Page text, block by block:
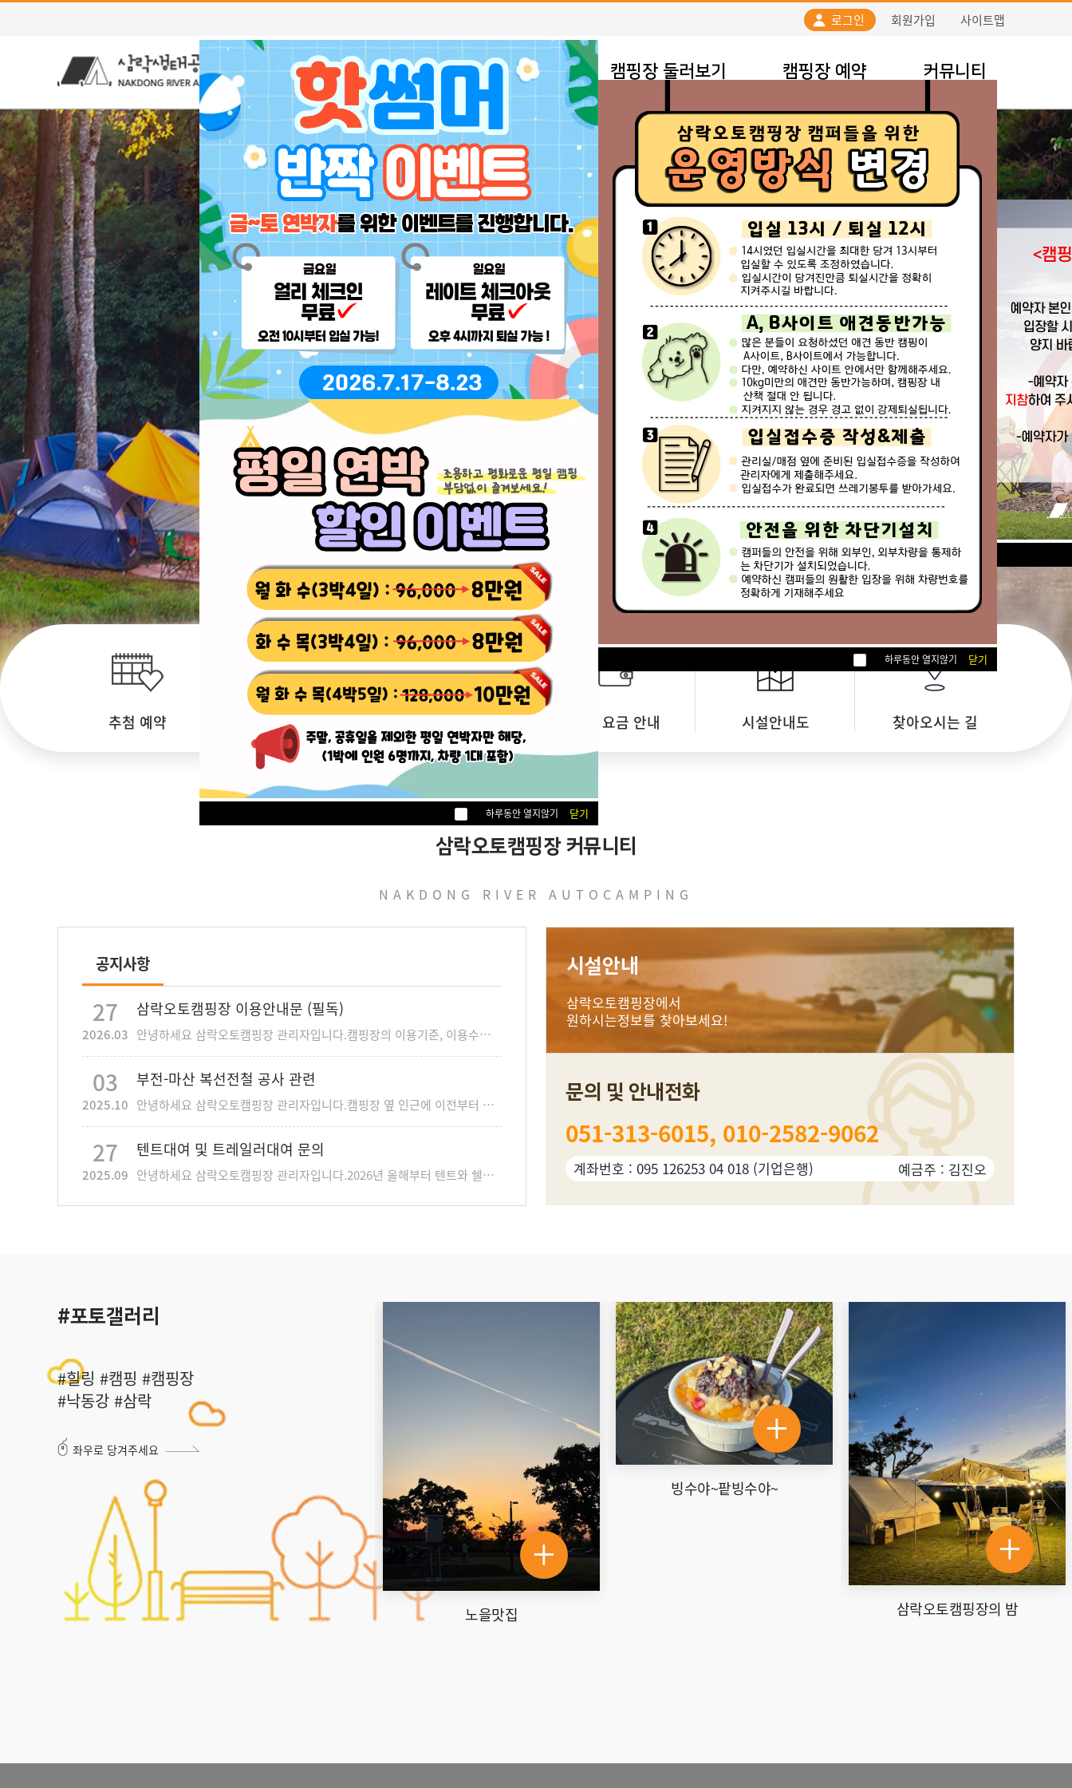
로그인 회원가입 사이트맵
캠핑장안내 캠핑장 둘러보기 캠핑장 예약 커뮤니티
추첨 예약 실시간 예약 예약 확인 이용 요금 안내 시설안내도 찾아오시는 길
삼락오토캠핑장 커뮤니티
NAKDONG RIVER AUTOCAMPING
공지사항
27
2026.03
삼락오토캠핑장 이용안내문 (필독)
안녕하세요 삼락오토캠핑장 관리자입니다.캠핑장의 이용기준, 이용수칙, 주의 및 참고사항을 안내드립니다.아래 사항들을 지키지 않아 발생하는 일에 대해서는 캠핑장 측에서 책임지지 않습니다. ※ 이용 기준1. 이용시간 예약일 오후 13시부터 익일 12시까지 입니다. 2. 텐트 피칭 사이트 1개 당 1개의 텐트만 피칭 가능합니다. 하나의 사이트에 여러 동의 텐트를 피칭하는 것은 불가능합니다. 다른 이용객분들에게 혼동과 피해가 갈수있으니 지켜주시기 바랍니다. 예외) 캠핑장 만석으로 추가 사이트 예약이 불가능한 경우 추가 설치 가능하며, 텐트 1개 당 2만원의 비용이 발생합니다. 3. 인원 한 사이트 당 인원은 총 6인 (영유아, 방문객 포함) 까지입니다. 인원추가는 불가능하며, 6인 초과 시 추가사이트를 예약 부탁드립니다. (인원체크는 캠핑장입장 기준입니다. 잠시 왔다가는 인원도 포함해서 6인까지입니다.) 캠핑장 만석으로 추가 사이트 예약이 불가능한 경우에는 관리자에게 문의해주시기 바랍니다. 4. 차량 한 사이트 당 차량1대가 기본이며, 차량추가 가능합니다. (추가차량 수 제한없음) 차량추가는 입실 시 입실접수증에 작성하고 추가금을 결제하시면 추가등록됩니다. 5. 전기 캠핑장 내 전기사용량은 600W로 규제되어 있습니다. (C사이트는 전기사용 불가능) 초과사용 시 분전반의 이용이 불가능하여 타사이트에 피해가 갈 수 있음으로 사용량을 지켜주시기 바랍니다. ※ 이용 수칙1. 캠핑장 내에서는 10km 이하로 서행하여주시기 바랍니다. (어린이들이 항상 뛰어노는 공간이므로 과속은 절대 금지입니다.) 2. 예약자는 *신분증 필수 지참* 하시기 바랍니다. (얼굴이 나와있는 주민등록증 또는 여권 준비해주세요) 입장 시 입실접수증을 작성 및 제출하시고 봉투와 안내문을 받아가시면 됩니다. 3. 분리수거 (일반쓰레기, 음식물쓰레기, 분리수거) 일반쓰레기와 각종 분리수거를 위해 캠핑장 입구 쪽에 있는 분리수거장을 이용하시기 바랍니다. 음식물 쓰레기는 취사실 앞 음식물 통에 즉시 버려주시기 바랍니다. 4. 캠핑장 전구역 금연입니다. (화재위험) 5. 매너타임 밤 10시부터는 매너타임입니다. 고성방가 및 소음은 자제 부탁드리며, 2회 이상 민원이 접수될 시 퇴실조치 하겠습니다. ※ 애견동반캠핑 이용 수칙 애견동반캠핑은 A사이트, B사이트에 가능합니다. (C사이트 애견동반캠핑 안됩니다.) 다만, 타이용객에게 피해가 가지 않도록 지켜주셔야 하는 사항들이 있습니다. 1. 캠핑장 내 산책은 금지합니다. 예약자의 사이트 내에서만 동반 가능하며, 목줄여부와 관계없이 산책 적발시 즉시 퇴실조치합니다. 2. 배변은 다른 봉투에 한번 더 담은 후 지급받은 일반쓰레기봉투에 버리시거나, 자택으로 수거 바랍니다. 3. 소형견만 동반이 가능합니다. (10kg 미만 가능, 캠핑장 내에서 안고 다니셔야하기 때문에 안기 힘든 반려견은 입장이 어렵습니다.) 4. 반려동물로 인한 사고 및 모든 책임은 캠핑장에서 책임지지 않습니다. (짖음, 배변, 개물림, 텐트 또는 인사사고 등 모든 책임은 이용객에게 있습니다.) 5. 위 사항들을 지키지 않아 민원이 발생하거나 관리자에게 적발될 시 즉시 퇴실되며, 이에 응하지 않을 시 벌금이 부과될 수 있습니다.기본적인 에티켓이 지켜지지 않는 경우 환불 없이 이용중지 될 수 있고, 앞으로 삼락오토캠핑장은 반려견 출입이 되지 않을 수 있음으로 꼭 에티켓을 지켜주시기 바랍니다. ※ 주의 및 참고 사항 (캠핑장 측에서 책임지지 않습니다.)1. 전기배전함 A,B사이트는 전기사용 가능/ C사이트는 전기사용 불가능 A,B사이트 중 전기배전함과의 거리가 먼 사이트도 있습니다. 이 점 참고하시어 릴선은 여유있게 준비해주시기 바랍니다. (최소 15M ~ 최대 45M까지 필요하실 수 있습니다.) ★매점에서 릴선 대여가능/ 1박 대여료 5,000원 2. 와이파이는 공원내에 설치되어있는 부산wifi를 사용하시면 됩니다. 3. 일반사이트(C사이트) 는 전기사용과 차량진입이 안됩니다. 4. 주차 시 자동차 하부 주의 삼락오토캠핑장은 낙동강 수위가 올라가 물이 범람할 경우를 대비하여 사이트 자체가 고수부지에 위치해 있습니다. 이로 인해 사이트 내 주차할 시 진입로의 경사가 가파르기 때문에 자동차 하부와 사이트 높이에 주의하시기 바랍니다. 5. 삼락생태공원은 문화재 구역으로써 방역이 불가합니다. 이로 인해 모기 및 진드기 등 해충이 있으니 유의하여 주시기 바랍니다. 6. A사이트 옆 캠핑장 외부에서 진행중인 부전-마산 복선전철 공사로 인해 소음과 진동이 발생할 수 있으니 소음이나 진동에 민감하신 분께서는 가능한 B사이트로 예약해주시길 바랍니다. 7. 문의 문의시간 : 오전9시 ~ 오후6시 전화번호 : 010-2582-9062 주말에는 현장이 바쁜 관계로 통화연결이 어려울 수 있습니다. 문자로 문의사항 남겨주시면 빠른 시간 내에 답변드리도록 하겠습니다.
03
2025.10
부전-마산 복선전철 공사 관련
안녕하세요 삼락오토캠핑장 관리자입니다.캠핑장 옆 인근에 이전부터 진행중인 부전-마산 복선전철 공사가 2026년 현재도 진행중입니다. 다소 소음과 진동이 발생할 수 있으니 소음이나 진동에 민감하신 분께서는 가능한 B사이트로 예약을 해주시길 바랍니다.공사 공지가 있는동안은 무기한으로 계속 공사중이며, 주말(토,일요일)에는 공사작업을 하지 않습니다.
27
2025.09
텐트대여 및 트레일러대여 문의
안녕하세요 삼락오토캠핑장 관리자입니다.2026년 올해부터 텐트와 쉘터를 모두 새 것으로 교체하여 대여하고 있습니다. 노는 공간(쉘터)와 자는 공간(텐트)가 분리되어 더욱 쾌적한 캠핑을 하실 수 있답니다!피칭과 철수 모두 해드리고 있어 편한 캠핑을 즐기실 수 있습니다.자세한 사진이 궁금하신 분께서는 삼락오토캠핑장 공식 인스타그램에서 확인하실 수 있습니다.인스타 주소 -> @samlak_camp대여 문의는 010 2582 9062로 연락주시기 바랍니다.
시설안내
삼락오토캠핑장에서
원하시는정보를 찾아보세요!
문의 및 안내전화
051-313-6015, 010-2582-9062
계좌번호 : 095 126253 04 018 (기업은행) 예금주 : 김진오
#포토갤러리
#힐링 #캠핑 #캠핑장
#낙동강 #삼락
좌우로 당겨주세요
노을맛집
빙수야~팥빙수야~
10월의 삼락오토캠핑장
하루동안 열지않기 닫기
하루동안 열지않기 닫기